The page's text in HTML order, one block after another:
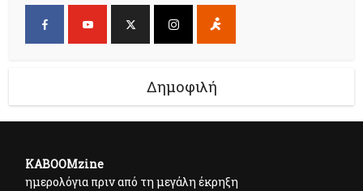
Δημοφιλή
KABOOMzine
ημερολόγια πριν από τη μεγάλη έκρηξη